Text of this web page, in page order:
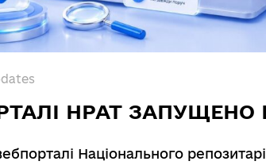
НРАТ
Національного